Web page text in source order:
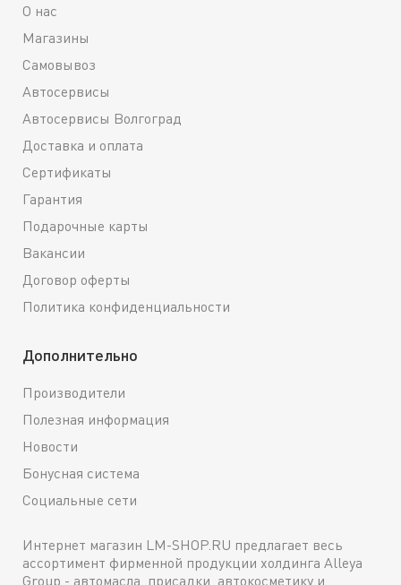
О нас
Магазины
Самовывоз
Автосервисы
Автосервисы Волгоград
Доставка и оплата
Сертификаты
Гарантия
Подарочные карты
Вакансии
Договор оферты
Политика конфиденциальности
Дополнительно
Производители
Полезная информация
Новости
Бонусная система
Социальные сети
Интернет магазин LM-SHOP.RU предлагает весь
ассортимент фирменной продукции холдинга Alleya
Group - автомасла, присадки, автокосметику и